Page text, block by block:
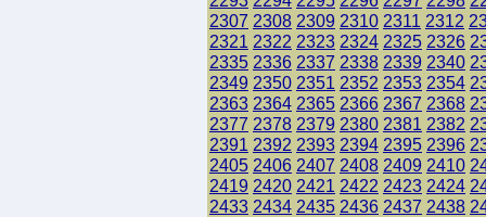
2307 2308 2309 2310 2311 2312
2321 2322 2323 2324 2325 2326
2335 2336 2337 2338 2339 2340
2349 2350 2351 2352 2353 2354
2363 2364 2365 2366 2367 2368
2377 2378 2379 2380 2381 2382
2391 2392 2393 2394 2395 2396
2405 2406 2407 2408 2409 2410
2419 2420 2421 2422 2423 2424
2433 2434 2435 2436 2437 2438